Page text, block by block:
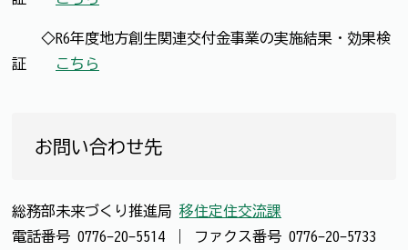
◇R6年度地方創生関連交付金事業の実施結果・効果検
証 →
こちら
お問い合わせ先
総務部未来づくり推進局 移住定住交流課
電話番号 0776-20-5514 ファクス番号 0776-20-5733